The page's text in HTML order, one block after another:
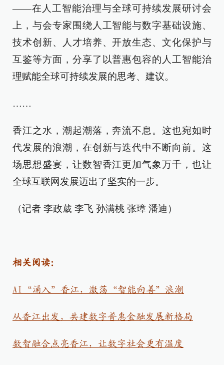
——在人工智能治理与全球可持续发展研讨会
上，与会专家围绕人工智能与数字基础设施、
技术创新、人才培养、开放生态、文化保护与
互鉴等方面，分享了以普惠包容的人工智能治
理赋能全球可持续发展的思考、 建议。
……
香江之水，潮起潮落，奔流不息。这也宛如时
代发展的浪潮，在创新与迭代中不断向前。这
场思想盛宴，让数智香江更加气象万千，也让
全球互联网发展迈出了 坚实的一步。
（记者 李政葳 李飞 孙满桃 张璋 潘迪）
相关阅读：
AI“涌入”香江，激荡“智能向善”浪潮
从香江出发，共建数字普惠金融发展新格局
数智融合点亮香江，让数字社会更有温度